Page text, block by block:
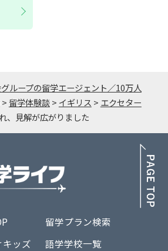
ループの留学エージェント／10万人
> 留学体験談> イギリス > エクセター
、見解が広がりました
キッズ
留学プラン検索
語学学校一覧